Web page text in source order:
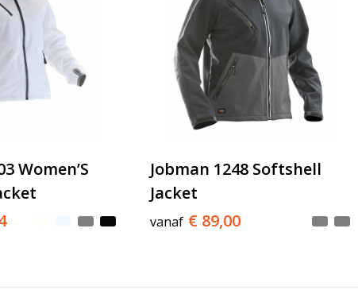
Women’S
Jobman 1248 Softshell
Jacket
vanaf € 89,00